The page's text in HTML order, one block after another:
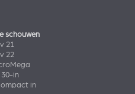
schouwen
21
22
30-in
in